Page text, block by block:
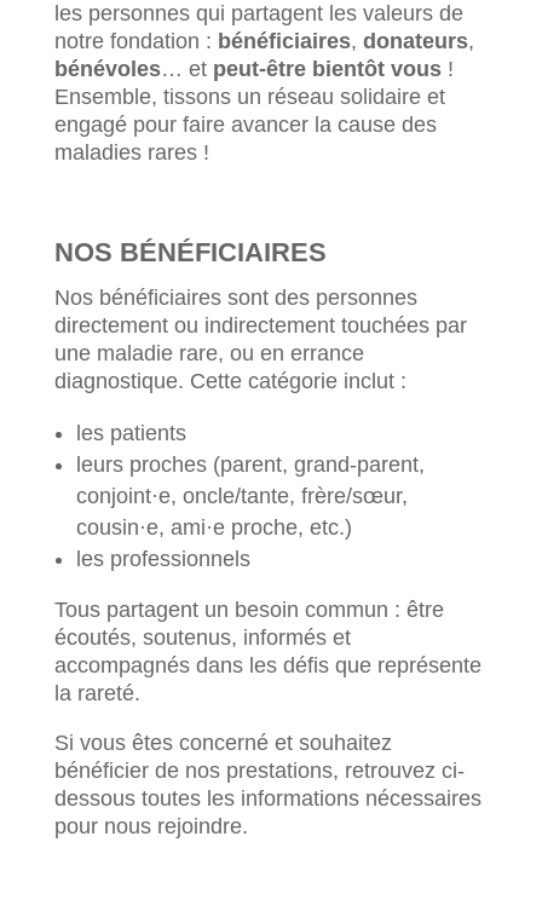
les personnes qui partagent les valeurs de
notre fondation : bénéficiaires, donateurs,
bénévoles… et peut-être bientôt vous!
Ensemble, tissons un réseau solidaire et
engagé pour faire avancer la cause des
maladies rares !
NOS BÉNÉFICIAIRES
Nos bénéficiaires sont des personnes
directement ou indirectement touchées par
une maladie rare, ou en errance
diagnostique. Cette catégorie inclut :
les patients
leurs proches (parent, grand-parent,
conjoint·e, oncle/tante, frère/sœur,
cousin·e, ami·e proche, etc.)
les professionnels
Tous partagent un besoin commun : être
écoutés, soutenus, informés et
accompagnés dans les défis que représente
la rareté.
Si vous êtes concerné et souhaitez
bénéficier de nos prestations, retrouvez ci-
dessous toutes les informations nécessaires
pour nous rejoindre.